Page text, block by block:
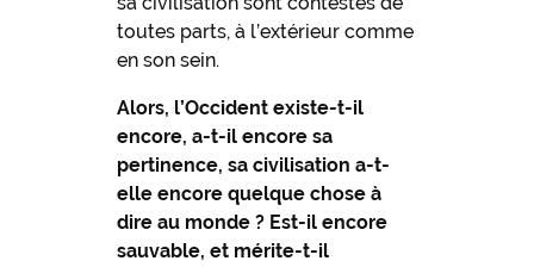
toutes parts, à l’extérieur comme
en son sein.
Alors, l’Occident existe-t-il
encore, a-t-il encore sa
pertinence, sa civilisation a-t-
elle encore quelque chose à
dire au monde ? Est-il encore
sauvable, et mérite-t-il